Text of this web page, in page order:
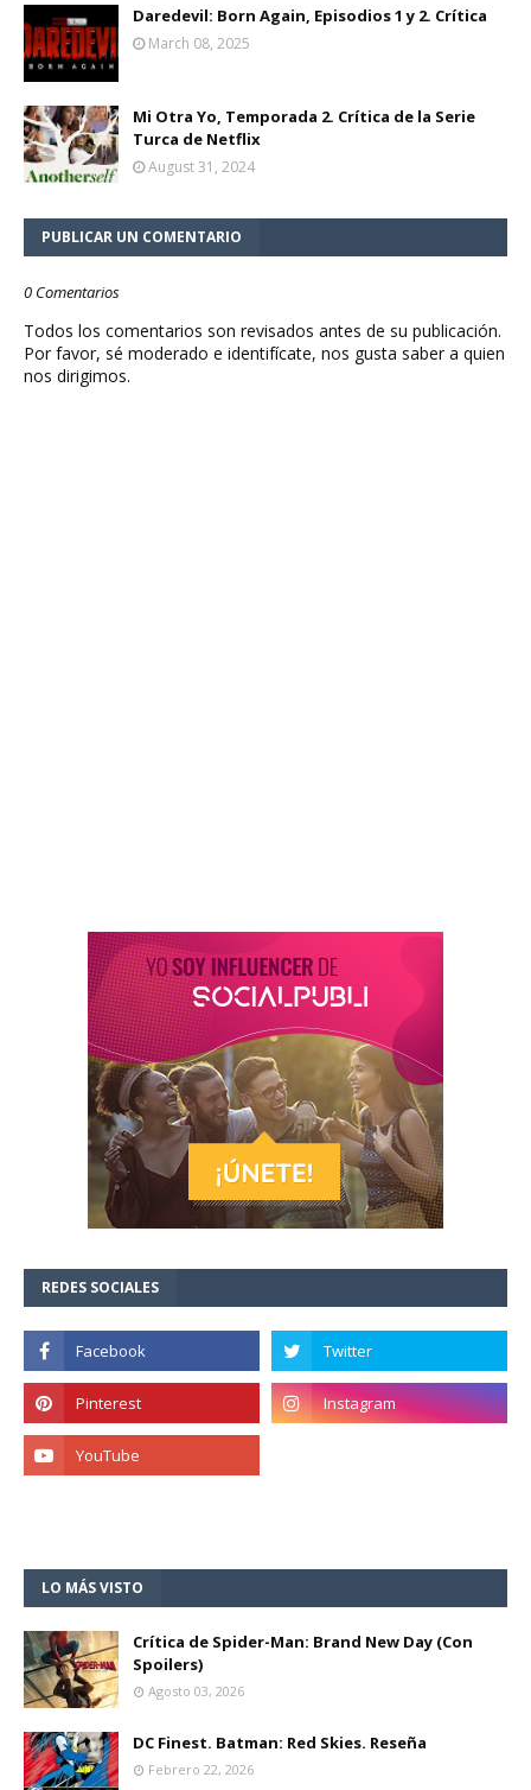
Daredevil: Born Again, Episodios 1 y 2. Crítica
March 08, 2025
Mi Otra Yo, Temporada 2. Crítica de la Serie
Turca de Netflix
August 31, 2024
PUBLICAR UN COMENTARIO
0 Comentarios
Todos los comentarios son revisados antes de su publicación.
Por favor, sé moderado e identifícate, nos gusta saber a quien
nos dirigimos.
REDES SOCIALES
LO MÁS VISTO
Crítica de Spider-Man: Brand New Day (Con
Spoilers)
Agosto 03, 2026
DC Finest. Batman: Red Skies. Reseña
Febrero 22, 2026